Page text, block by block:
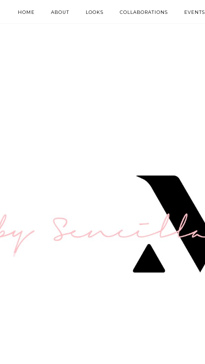
HOME ABOUT LOOKS COLLABORATIONS EVENTS